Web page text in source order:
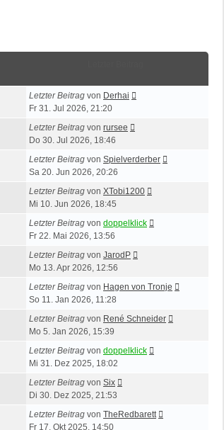
Letzter Beitrag von Derhai
Fr 31. Jul 2026, 21:20
Letzter Beitrag von rursee
Do 30. Jul 2026, 18:46
Letzter Beitrag von Spielverderber
Sa 20. Jun 2026, 20:26
Letzter Beitrag von XTobi1200
Mi 10. Jun 2026, 18:45
Letzter Beitrag von doppelklick
Fr 22. Mai 2026, 13:56
Letzter Beitrag von JarodP
Mo 13. Apr 2026, 12:56
Letzter Beitrag von Hagen von Tronje
So 11. Jan 2026, 11:28
Letzter Beitrag von René Schneider
Mo 5. Jan 2026, 15:39
Letzter Beitrag von doppelklick
Mi 31. Dez 2025, 18:02
Letzter Beitrag von Six
Di 30. Dez 2025, 21:53
Letzter Beitrag von TheRedbarett
Fr 17. Okt 2025, 14:50